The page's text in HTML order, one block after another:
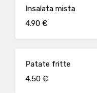
Insalata mista
4.90 €
Patate fritte
4.50 €